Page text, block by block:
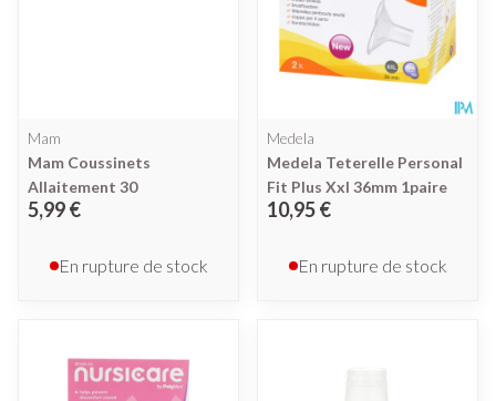
Mam
Mam Coussinets
Allaitement 30
5,99 €
En rupture de stock
Medela
Medela Teterelle Personal
Fit Plus Xxl 36mm 1paire
10,95 €
En rupture de stock